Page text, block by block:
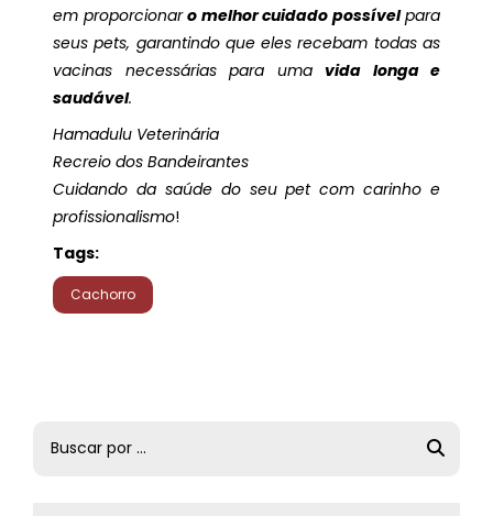
em proporcionaro melhor cuidado possívelpara
seus pets, garantindo que eles recebam todas as
vacinas necessárias para uma vida longa e
saudável.
Hamadulu Veterinária
Recreio dos Bandeirantes
Cuidando da saúde do seu pet com carinho e
profissionalismo!
Tags:
Cachorro